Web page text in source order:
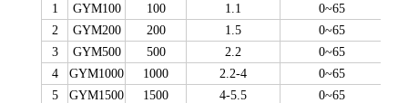
1
GYM100 100 1.1 0~65
2
GYM200 200 1.5 0~65
3
GYM500 500 2.2 0~65
4
GYM1000 1000 2.2-4 0~65
5
GYM1500 1500 4-5.5 0~65